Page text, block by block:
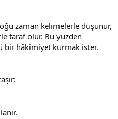
zaman kelimelerle düşünür,
taraf olur. Bu yüzden
bir hâkimiyet kurmak ister.